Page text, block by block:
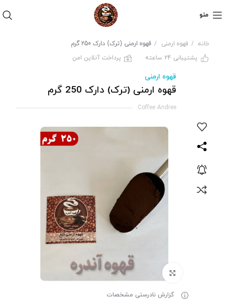
منو
خانه قهوه ارمنی
قهوه ارمنی (ترک) دارک 250 گرم
پشتیبانی 24 ساعته
پرداخت آنلاین امن
قهوه ارمنی
قهوه ارمنی (ترک) دارک 250 گرم
Coffee Andree
برای بزرگنمایی کلیک کنید
گزارش نادرستی مشخصات